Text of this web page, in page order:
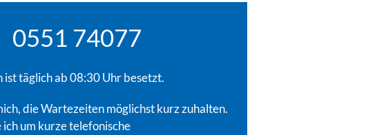
0551 74077
ist täglich ab 08:30 Uhr besetzt.
die Wartezeiten möglichst kurz zuhalten.
um kurze telefonische